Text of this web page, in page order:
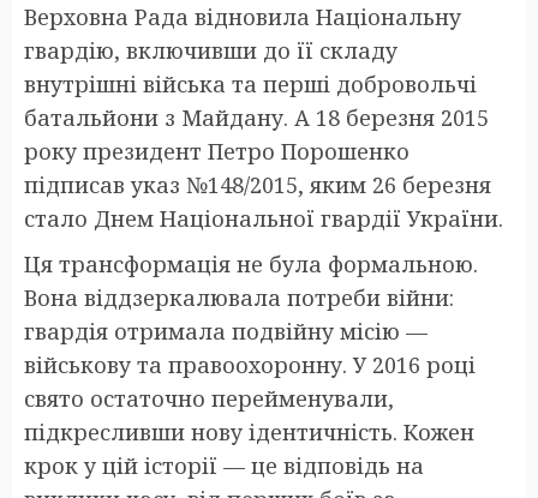
Верховна Рада відновила Національну
гвардію, включивши до її складу
внутрішні війська та перші добровольчі
батальйони з Майдану. А 18 березня 2015
року президент Петро Порошенко
підписав указ №148/2015, яким 26 березня
стало Днем Національної гвардії України.
Ця трансформація не була формальною.
Вона віддзеркалювала потреби війни:
гвардія отримала подвійну місію —
військову та правоохоронну. У 2016 році
свято остаточно перейменували,
підкресливши нову ідентичність. Кожен
крок у цій історії — це відповідь на